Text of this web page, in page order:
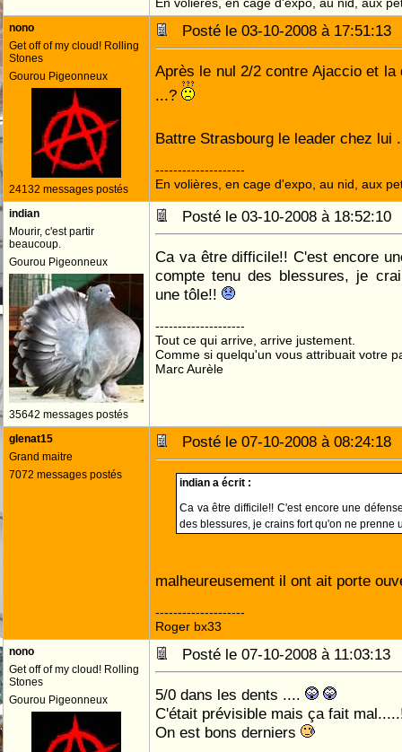
nono
Get off of my cloud! Rolling
Stones
Gourou Pigeonneux
24132 messages postés
Posté le 03-10-2008 à
Après le nul 2/2 contre Ajaccio et la
...?
Battre Strasbourg le leader chez lui
--------------------
En volières, en cage d'expo, au nid, aux
indian
Mourir, c'est partir
beaucoup.
Gourou Pigeonneux
35642 messages postés
Posté le 03-10-2008 à
Ca va être difficile!! C'est encore
compte tenu des blessures, je
une tôle!!
--------------------
Tout ce qui arrive, arrive justement.
Comme si quelqu'un vous attribuait votre
Marc Aurèle
glenat15
Grand maitre
7072 messages postés
Posté le 07-10-2008 à
indian a écrit :
Ca va être difficile!! C'est encore une
des blessures, je crains fort qu'on ne prenne
malheureusement il ont ait porte
--------------------
Roger bx33
nono
Get off of my cloud! Rolling
Stones
Gourou Pigeonneux
Posté le 07-10-2008 à
5/0 dans les dents ....
C'était prévisible mais ça fait
On est bons derniers